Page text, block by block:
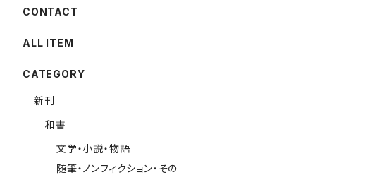
CONTACT
ALL ITEM
CATEGORY
新刊
和書
文学・小説・物語
随筆・ノンフィクション・その